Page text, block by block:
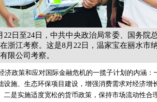
日至24日，中共中央政治局常委、国务院
浙江考察。这是8月22日，温家宝在丽水市
限公司考察。
政策和应对国际金融危机的一揽子计划的内涵：
施、生态环保项目建设，增强消费需求对经济增
是实施适度宽松的货币政策，保持市场流动性合